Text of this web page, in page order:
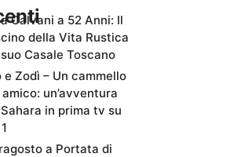
Calvani a 52 Anni: Il
della Vita Rustica
Casale Toscano
e Zodì – Un cammello
un’avventura
in prima tv su
a Portata di